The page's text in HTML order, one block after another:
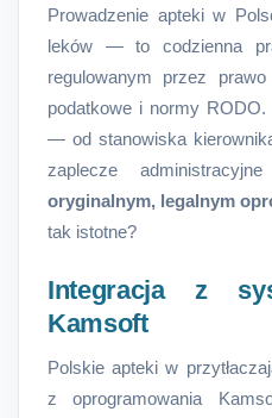
Prowadzenie apteki w
leków — to codzienna
regulowanym przez
podatkowe i normy
— od stanowiska
zaplecze
oryginalnym, legalnym
tak istotne?
Integracja z
Kamsoft
Polskie apteki w
z oprogramowania